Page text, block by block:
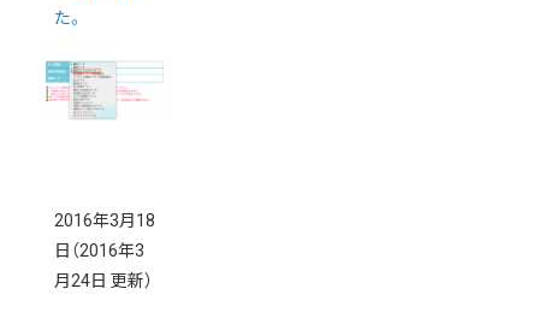
た。
2016年3月18
日 （2016年3
月24日 更新）